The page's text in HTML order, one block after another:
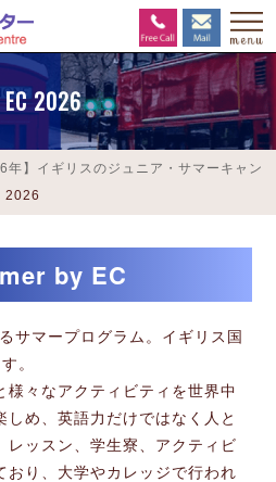
2026
年】イギリスのジュニア・サマーキャン
2026
by EC
サマープログラム。イギリス国
。
様々なアクティビティを世界中
め、英語力だけではなく人と
レッスン、学生寮、アクティビ
おり、大学やカレッジで行われ